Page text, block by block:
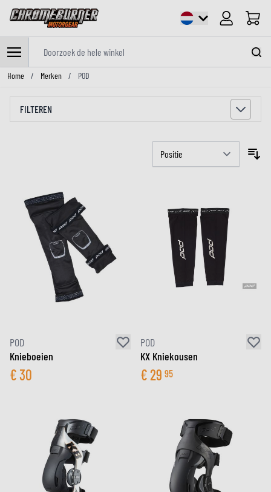
Cart
Ga naar de inhoud
Home / Merken / POD
FILTEREN
POD
Knieboeien
€30
POD
KX Kniekousen
€29 95